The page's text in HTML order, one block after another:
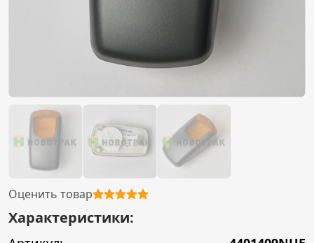
Оценить товар
Характеристики: